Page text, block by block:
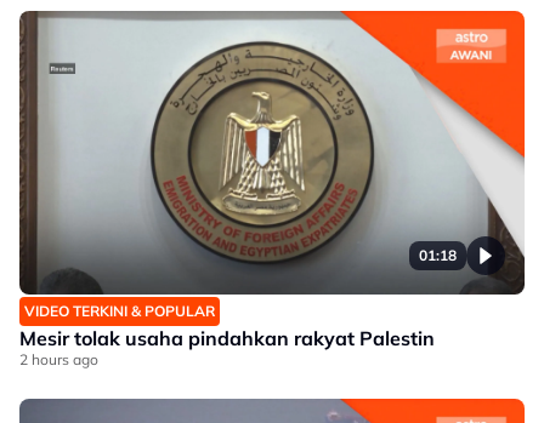
01:18
VIDEO TERKINI & POPULAR
Mesir tolak usaha pindahkan rakyat Palestin
2 hours ago